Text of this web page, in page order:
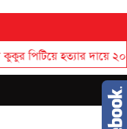
হত্যার দায়ে ২০ হাজার